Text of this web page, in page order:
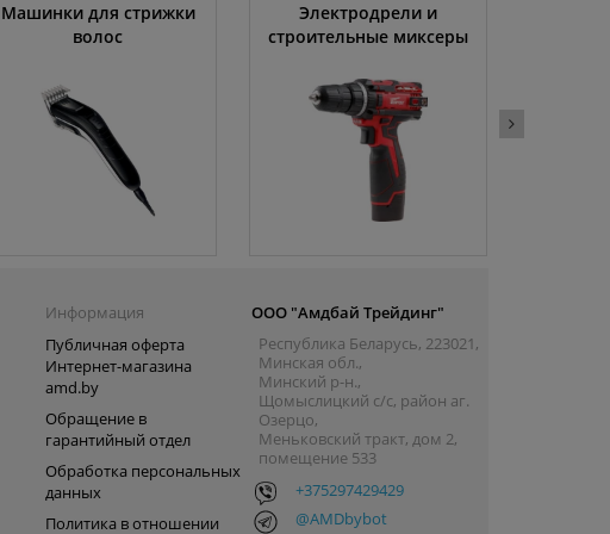
Машинки для стрижки
волос
Электродрели и
строительные миксеры
Информация
Публичная оферта
Интернет-магазина
amd.by
Обращение в
гарантийный отдел
Обработка персональных
данных
Политика в отношении
ООО "Амдбай Трейдинг"
Республика Беларусь, 223021,
Минская обл.,
Минский р-н.,
Щомыслицкий с/с, район аг.
Озерцо,
Меньковский тракт, дом 2,
помещение 533
+375297429429
@AMDbybot